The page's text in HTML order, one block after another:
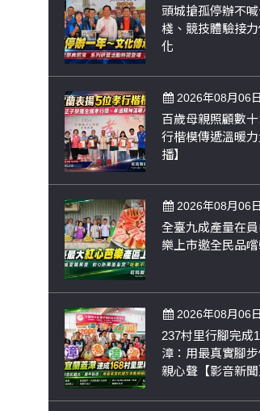
頭城搶孤停辦不
棧、競技體驗接
化
2026年08月06
百歲母親照顧數
行楷模傳遞溫暖
播】
2026年08月06
全臺九成產量在
樂上市邀全民品
2026年08月06
237村里行腳完成
漳：用最真實腳
親心聲【影音新聞